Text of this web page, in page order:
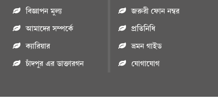
বিজ্ঞাপন মুল্য
আমাদের সম্পর্কে
ক্যারিয়ার
চাঁদপুর এর ডাক্তারগন
জরুরী ফোন নম্বর
প্রতিনিধি
ভ্রমন গাইড
যোগাযোগ